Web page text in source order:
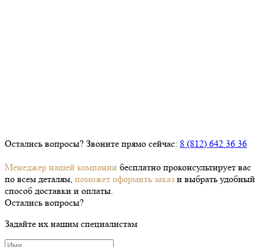
Остались вопросы? Звоните прямо сейчас: 8 (812) 642 36 36
Менеджер нашей компании бесплатно проконсультирует вас
по всем деталям, поможет оформить заказ и выбрать удобный
способ доставки и оплаты.
Остались вопросы?
Задайте их нашим специалистам